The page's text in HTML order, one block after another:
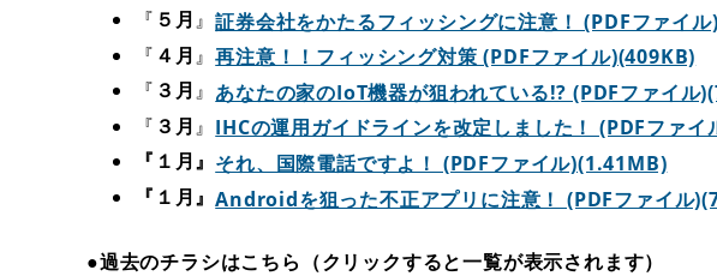
『 ５月』証券会社をかたるフィッシングに注意！ (PDFファイ
『 ４月』再注意！！フィッシング対策 (PDFファイル)(409KB)
『 ３月』 あなたの家のIoT機器が狙われている!? (PDFファイル
『 ３月』 IHCの運用ガイドラインを改定しました！ (PDFファイ
『１月』 それ、国際電話ですよ！ (PDFファイル)(1.41MB)
『１月』Androidを狙った不正アプリに注意！ (PDFファイル
●過去のチラシはこちら（クリックすると一覧が表示されます）